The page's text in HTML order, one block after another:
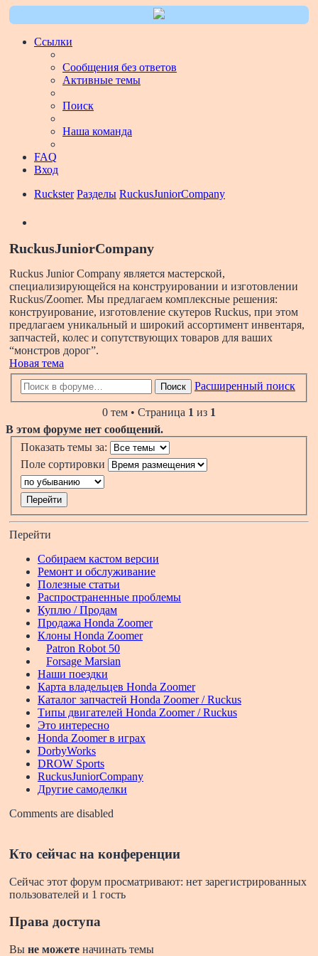
Ссылки
Сообщения без ответов
Активные темы
Поиск
Наша команда
FAQ
Вход
Ruckster Разделы RuckusJuniorCompany
RuckusJuniorCompany
Ruckus Junior Company является мастерской,
специализирующейся на конструировании и изготовлении
Ruckus/Zoomer. Мы предлагаем комплексные решения:
конструирование, изготовление скутеров Ruckus, при этом
предлагаем уникальный и широкий ассортимент инвентаря,
запчастей, колес и сопутствующих товаров для ваших
“монстров дорог”.
Новая тема
Поиск Расширенный поиск
0 тем • Страница 1 из 1
В этом форуме нет сообщений.
Показать темы за:
Поле сортировки
Перейти
Собираем кастом версии
Ремонт и обслуживание
Полезные статьи
Распространенные проблемы
Куплю / Продам
Продажа Honda Zoomer
Клоны Honda Zoomer
Patron Robot 50
Forsage Marsian
Наши поездки
Карта владельцев Honda Zoomer
Каталог запчастей Honda Zoomer / Ruckus
Типы двигателей Honda Zoomer / Ruckus
Это интересно
Honda Zoomer в играх
DorbyWorks
DROW Sports
RuckusJuniorCompany
Другие самоделки
Comments are disabled
Кто сейчас на конференции
Сейчас этот форум просматривают: нет зарегистрированных
пользователей и 1 гость
Права доступа
Вы не можете начинать темы